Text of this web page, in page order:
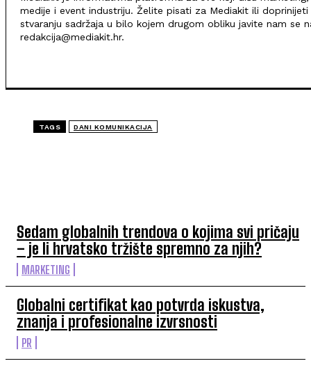
medije i event industriju. Želite pisati za Mediakit ili doprinijeti
stvaranju sadržaja u bilo kojem drugom obliku javite nam se
redakcija@mediakit.hr.
TAGS DANI KOMUNIKACIJA
Sedam globalnih trendova o kojima svi pričaju
– je li hrvatsko tržište spremno za njih?
MARKETING
Globalni certifikat kao potvrda iskustva,
znanja i profesionalne izvrsnosti
PR